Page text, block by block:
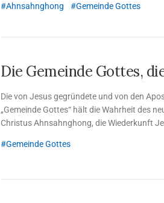
und Gottmutter.
Ahnsahnghong Gemeinde Gottes
Die Gemeinde Gottes,
Die von Jesus gegründete und von den
„Gemeinde Gottes“ hält die Wahrheit des
Christus Ahnsahnghong, die Wiederkunft
Gemeinde Gottes